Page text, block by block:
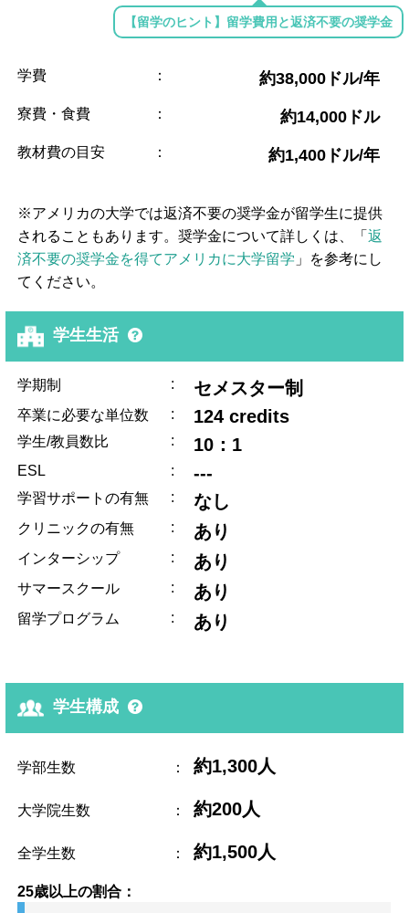
【留学のヒント】留学費用と返済不要の奨学金
学費 ： 約38,000ドル/年
寮費・食費 ： 約14,000ドル
教材費の目安 ： 約1,400ドル/年
※アメリカの大学では返済不要の奨学金が留学生に提供
されることもあります。奨学金について詳しくは、「返
済不要の奨学金を得てアメリカに大学留学 」を参考にし
てください。
学生生活
学期制 : セメスター制
卒業に必要な単位数 : 124 credits
学生/教員数比 : 10：1
ESL : ---
学習サポートの有無 : なし
クリニックの有無 : あり
インターシップ : あり
サマースクール : あり
留学プログラム : あり
学生構成
学部生数 ： 約1,300人
大学院生数 ： 約200人
全学生数 ： 約1,500人
25歳以上の割合：